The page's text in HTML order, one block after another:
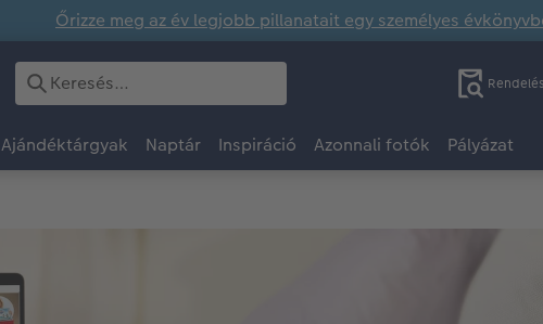
Őrizze meg az év legjobb pillanatait egy személyes
Ajándéktárgyak Naptár Inspiráció Azonnali fotók Pályázat